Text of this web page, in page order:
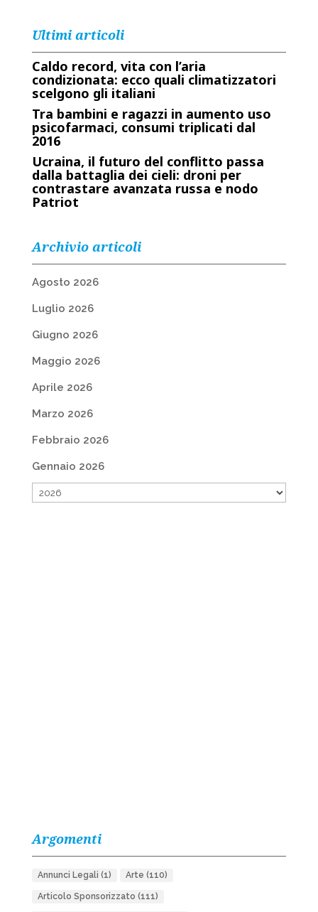
Ultimi articoli
Caldo record, vita con l’aria
condizionata: ecco quali climatizzatori
scelgono gli italiani
Tra bambini e ragazzi in aumento uso
psicofarmaci, consumi triplicati dal
2016
Ucraina, il futuro del conflitto passa
dalla battaglia dei cieli: droni per
contrastare avanzata russa e nodo
Patriot
Archivio articoli
Agosto 2026
Luglio 2026
Giugno 2026
Maggio 2026
Aprile 2026
Marzo 2026
Febbraio 2026
Gennaio 2026
Argomenti
Annunci Legali (1) Arte (110)
Articolo Sponsorizzato (111)